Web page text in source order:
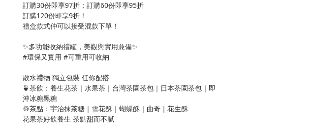
訂購30份即享97折；訂購60份即享95折
訂購120份即享9折！
禮盒款式仲可以接受混款下單！
✨多功能收納禮罐，美觀與實用兼備✨
#環保又實用 #可重用可收納
散水禮物 獨立包裝 任你配搭
🍵茶飲：養生花茶｜水果茶｜台灣茶園茶包｜日本茶園茶包｜即
沖冰糖黑糖
🍪茶點：宇治抹茶糖｜雪花酥｜蝴蝶酥｜曲奇｜花生酥
花果茶好飲養生 茶點甜而不膩